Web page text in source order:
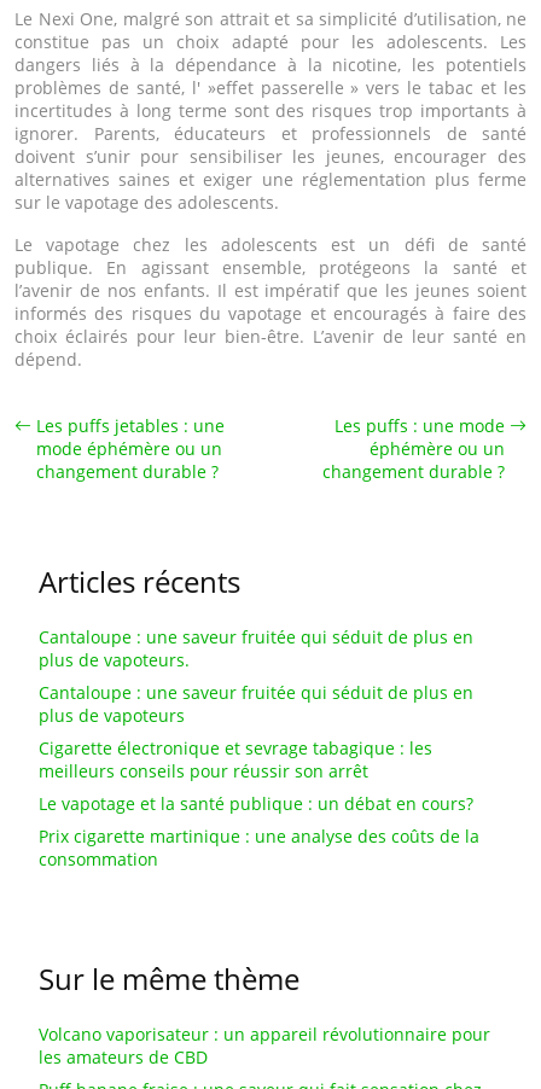
Le Nexi One, malgré son attrait et sa simplicité d’utilisation, ne
constitue pas un choix adapté pour les adolescents. Les
dangers liés à la dépendance à la nicotine, les potentiels
problèmes de santé, l' »effet passerelle » vers le tabac et les
incertitudes à long terme sont des risques trop importants à
ignorer. Parents, éducateurs et professionnels de santé
doivent s’unir pour sensibiliser les jeunes, encourager des
alternatives saines et exiger une réglementation plus ferme
sur le vapotage des adolescents.
Le vapotage chez les adolescents est un défi de santé
publique. En agissant ensemble, protégeons la santé et
l’avenir de nos enfants. Il est impératif que les jeunes soient
informés des risques du vapotage et encouragés à faire des
choix éclairés pour leur bien-être. L’avenir de leur santé en
dépend.
Les puffs jetables : une
mode éphémère ou un
changement durable ?
Les puffs : une mode
éphémère ou un
changement durable ?
Articles récents
Cantaloupe : une saveur fruitée qui séduit de plus en
plus de vapoteurs.
Cantaloupe : une saveur fruitée qui séduit de plus en
plus de vapoteurs
Cigarette électronique et sevrage tabagique : les
meilleurs conseils pour réussir son arrêt
Le vapotage et la santé publique : un débat en cours?
Prix cigarette martinique : une analyse des coûts de la
consommation
Sur le même thème
Volcano vaporisateur : un appareil révolutionnaire pour
les amateurs de CBD